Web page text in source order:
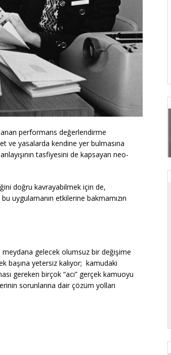
performans değerlendirme
ve yasalarda kendine yer bulmasına
tasfiyesini de kapsayan neo-
doğru kavrayabilmek için de,
uygulamanın etkilerine bakmamızın
gelecek olumsuz bir değişime
başına yetersiz kalıyor; kamudaki
gereken birçok “acı” gerçek kamuoyu
sorunlarına dair çözüm yolları